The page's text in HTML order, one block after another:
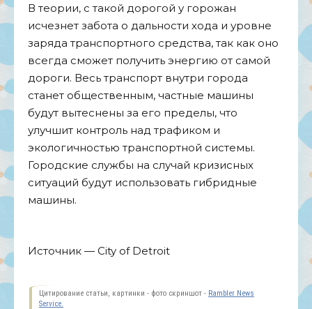
В теории, с такой дорогой у горожан
исчезнет забота о дальности хода и уровне
заряда транспортного средства, так как оно
всегда сможет получить энергию от самой
дороги. Весь транспорт внутри города
станет общественным, частные машины
будут вытеснены за его пределы, что
улучшит контроль над трафиком и
экологичностью транспортной системы.
Городские службы на случай кризисных
ситуаций будут использовать гибридные
машины.
Источник — City of Detroit
Цитирование статьи, картинки - фото скриншот - Rambler News
Service.